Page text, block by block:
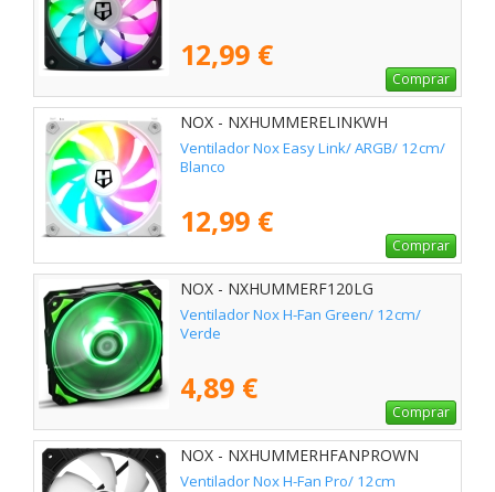
12,99 €
Comprar
NOX - NXHUMMERELINKWH
Ventilador Nox Easy Link/ ARGB/ 12cm/
Blanco
12,99 €
Comprar
NOX - NXHUMMERF120LG
Ventilador Nox H-Fan Green/ 12cm/
Verde
4,89 €
Comprar
NOX - NXHUMMERHFANPROWN
Ventilador Nox H-Fan Pro/ 12cm